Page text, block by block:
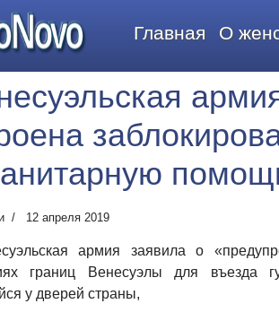
Главная О
12 апреля 2019
армия заявила о
границ Венесуэлы для въезда
у дверей страны,